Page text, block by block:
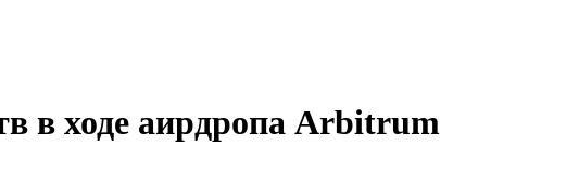
в ходе аирдропа Arbitrum